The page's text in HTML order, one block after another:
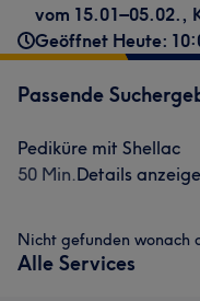
vom 15.01–05.02.,
Geöffnet Heute:
Passende
Pediküre mit Shellac
50 Min.Details
Nicht gefunden wonach
Alle Services